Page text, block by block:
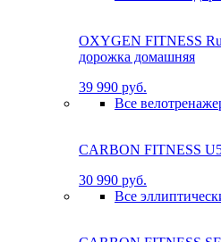
OXYGEN FITNESS
до­рож­ка до­маш­няя
39 990 руб.
Все
CARBON FITNESS
30 990 руб.
Все